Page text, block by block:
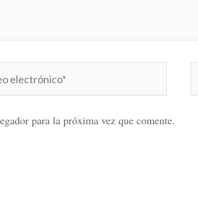
para la próxima vez que comente.